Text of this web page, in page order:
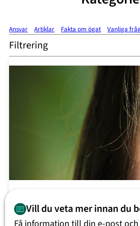
Ansvar Artiklar Fakta om ögat Vanliga
Filtrering
Ögonbesvär
Vill du veta mer innan du